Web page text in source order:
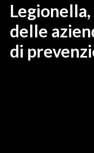
CRONACA
ITALIA
MONDO
delle
di